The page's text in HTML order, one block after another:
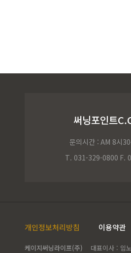
써닝포인트
문의시간 : AM 8시
T. 031-329-0800 F.
개인정보처리방침 이용약관
케이지써닝라이프(주) 대표이사 : 임